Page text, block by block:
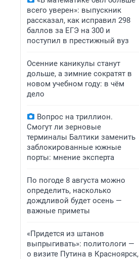
всего уверен»: выпускник
рассказал, как исправил 298
баллов за ЕГЭ на 300 и
поступил в престижный вуз
Осенние каникулы станут
дольше, а зимние сократят в
новом учебном году: в чём
дело
Вопрос на триллион.
Смогут ли зерновые
терминалы Балтики заменить
заблокированные южные
порты: мнение эксперта
По погоде 8 августа можно
определить, насколько
дождливой будет осень —
важные приметы
«Придется из штанов
выпрыгивать»: политологи —
о визите Путина в Красноярск,